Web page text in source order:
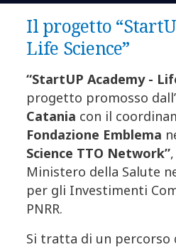
Il progetto
Life Science”
“StartUP Academy -
progetto promosso dall’
Catania con il
Fondazione Emblema
Science TTO Network”
Ministero della Salute
per gli Investimenti
PNRR.
Si tratta di un